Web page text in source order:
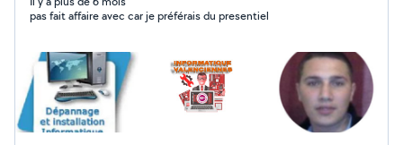
montage de PC sur mesure, ou la création de sites web,
adaptées et de qualité.
pas fait affaire avec car je préférais du presentiel